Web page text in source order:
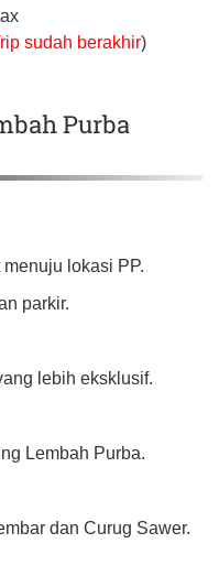
sudah berakhir)
Purba
lokasi PP.
parkir.
lebih eksklusif.
Lembah Purba.
dan Curug Sawer.